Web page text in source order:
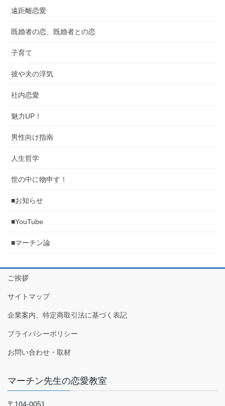
遠距離恋愛
既婚者の恋、既婚者との恋
子育て
彼や夫の浮気
社内恋愛
魅力UP！
男性向け指南
人生哲学
世の中に物申す！
■お知らせ
■YouTube
■マーチン論
ご挨拶
サイトマップ
企業案内、特定商取引法に基づく表記
プライバシーポリシー
お問い合わせ・取材
マーチン先生の恋愛教室
〒104-0051